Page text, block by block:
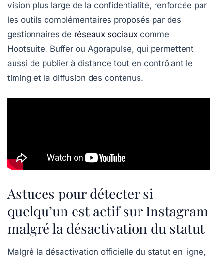
vision plus large de la confidentialité, renforcée par
les outils complémentaires proposés par des
gestionnaires de réseaux sociaux comme
Hootsuite, Buffer ou Agorapulse, qui permettent
aussi de publier à distance tout en contrôlant le
timing et la diffusion des contenus.
Astuces pour détecter si
quelqu’un est actif sur Instagram
malgré la désactivation du statut
Malgré la désactivation officielle du statut en ligne,